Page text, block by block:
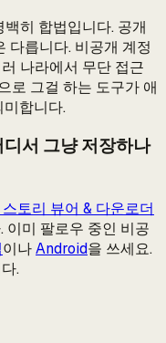
히 합법입니다. 공개
다릅니다. 비공개 계정
나라에서 무단 접근
로 그걸 하는 도구가 애
합니다.
서 그냥 저장하나
토리 뷰어 & 다운로더
이미 팔로우 중인 비공
이나Android을 쓰세요.
.